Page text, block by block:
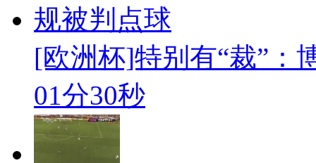
[欧洲杯]特别有“裁”：
01分30秒